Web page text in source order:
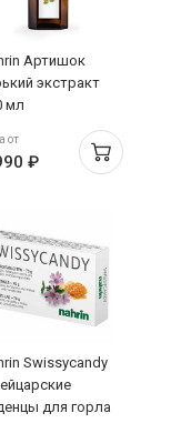
Артишок
экстракт
мл
от
₽
Swissycandy
для горла